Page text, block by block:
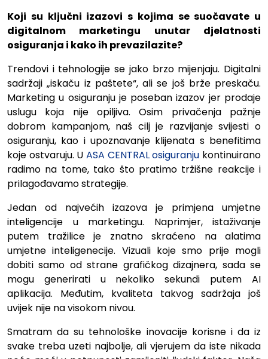
Koji su ključni izazovi s kojima se suočavate u
digitalnom marketingu unutar djelatnosti
osiguranja i kako ih prevazilazite?
Trendovi i tehnologije se jako brzo mijenjaju. Digitalni
sadržaji „iskaču iz paštete“, ali se još brže preskaču.
Marketing u osiguranju je poseban izazov jer prodaje
uslugu koja nije opiljiva. Osim privačenja pažnje
dobrom kampanjom, naš cilj je razvijanje svijesti o
osiguranju, kao i upoznavanje klijenata s benefitima
koje ostvaruju. U ASA CENTRAL osiguranju kontinuirano
radimo na tome, tako što pratimo tržišne reakcije i
prilagođavamo strategije.
Jedan od najvećih izazova je primjena umjetne
inteligencije u marketingu. Naprimjer, istaživanje
putem tražilice je znatno skraćeno na alatima
umjetne inteligenecije. Vizuali koje smo prije mogli
dobiti samo od strane grafičkog dizajnera, sada se
mogu generirati u nekoliko sekundi putem AI
aplikacija. Međutim, kvaliteta takvog sadržaja još
uvijek nije na visokom nivou.
Smatram da su tehnološke inovacije korisne i da iz
svake treba uzeti najbolje, ali vjerujem da iste nikada